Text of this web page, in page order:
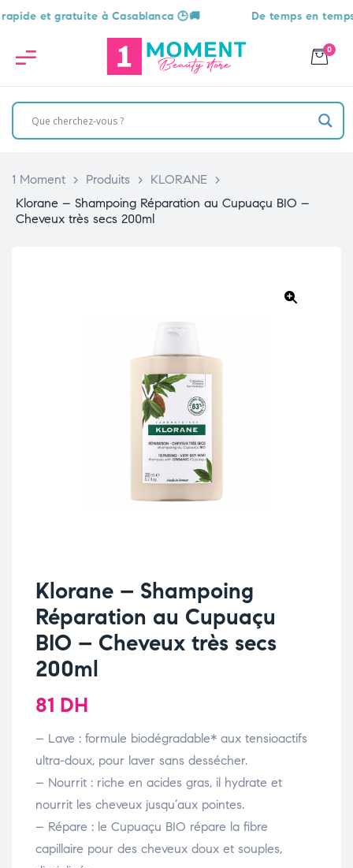
et gratuite à Casablanca 🕒🚚 De temps en temps,
0
1 Moment > Produits > KLORANE
>
Klorane – Shampoing Réparation au Cupuaçu BIO –
Cheveux très secs 200ml
Klorane – Shampoing
Réparation au Cupuaçu
BIO – Cheveux très secs
200ml
81 DH
– Lave : formule biodégradable* aux tensioactifs
ultra-doux, pour laver sans dessécher.
– Nourrit : riche en acides gras, il hydrate et
nourrit les cheveux jusqu’aux pointes.
– Répare : le Cupuaçu BIO répare la fibre
capillaire pour des cheveux doux et souples,